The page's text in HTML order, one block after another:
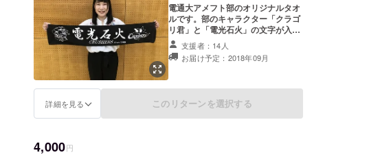
電通大アメフト部のオリジナルタオ
ルです。部のキャラクター「クラゴ
リ君」と「電光石火」の文字が入っ
ています。非売品です。
支援者：14人
お届け予定：2018年09月
詳細を見る このリターンを選択する
4,000円